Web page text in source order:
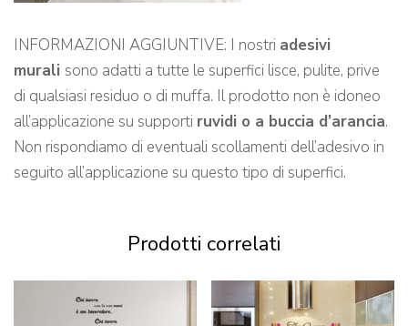
INFORMAZIONI AGGIUNTIVE: I nostri adesivi
murali sono adatti a tutte le superfici lisce, pulite, prive
di qualsiasi residuo o di muffa. Il prodotto non è idoneo
all’applicazione su supporti ruvidi o a buccia d’arancia.
Non rispondiamo di eventuali scollamenti dell’adesivo in
seguito all’applicazione su questo tipo di superfici.
Prodotti correlati